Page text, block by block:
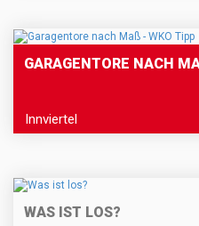
GARAGENTORE NACH
Innviertel
WAS IST LOS?